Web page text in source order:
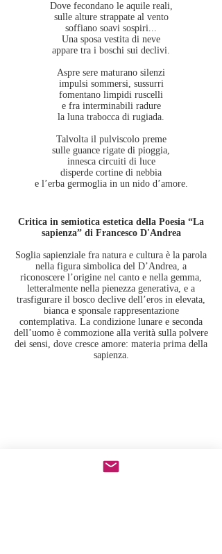
Dove fecondano le aquile reali,
sulle alture strappate al vento
soffiano soavi sospiri...
Una sposa vestita di neve
appare tra i boschi sui declivi.
Aspre sere maturano silenzi
impulsi sommersi, sussurri
fomentano limpidi ruscelli
e fra interminabili radure
la luna trabocca di rugiada.
Talvolta il pulviscolo preme
sulle guance rigate di pioggia,
innesca circuiti di luce
disperde cortine di nebbia
e l’erba germoglia in un nido d’amore.
Critica in semiotica estetica della Poesia “La
sapienza” di Francesco D'Andrea
Soglia sapienziale fra natura e cultura è la parola
nella figura simbolica del D’Andrea, a
riconoscere l’origine nel canto e nella gemma,
letteralmente nella pienezza generativa, e a
trasfigurare il bosco declive dell’eros in elevata,
bianca e sponsale rappresentazione
contemplativa. La condizione lunare e seconda
dell’uomo è commozione alla verità sulla polvere
dei sensi, dove cresce amore: materia prima della
sapienza.